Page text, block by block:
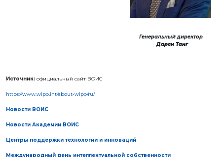
ИЗОБРЕТЕНИЯ
ПОЛЕЗНЫЕ
МОДЕЛИ
ПРОМЫШЛЕННЫЕ
СЕЛЕКЦИОННЫЕ
ТОВАРНЫЕ
Генеральный директор
Дарен Танг
Источник: официальный сайт ВОИС
https://www.wipo.int/about-wipo/ru/
Новости ВОИС
Новости Академии ВОИС
Центры поддержки технологии и инноваций
Международный день интеллектуальной собственности